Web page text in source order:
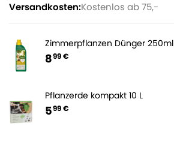
Versandkosten:Kostenlos ab 75,-
Zimmerpflanzen Dünger 250ml
899 €
Pflanzerde kompakt 10 L
599 €